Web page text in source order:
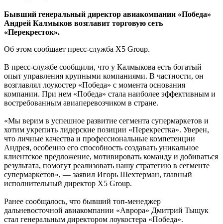
Бывший генеральный директор авиакомпании «Победа»
Андрей Калмыков возглавит торговую сеть
«Перекресток».
Об этом сообщает пресс-служба X5 Group.
В пресс-службе сообщили, что у Калмыкова есть богатый
опыт управления крупными компаниями. В частности, он
возглавлял лоукостер «Победа» с момента основания
компании. При нем «Победа» стала наиболее эффективным и
востребованным авиаперевозчиком в стране.
«Мы верим в успешное развитие сегмента супермаркетов и
хотим укрепить лидерские позиции «Перекрестка». Уверен,
что личные качества и профессиональные компетенции
Андрея, особенно его способность создавать уникальное
клиентское предложение, мотивировать команду и добиваться
результата, помогут реализовать нашу стратегию в сегменте
супермаркетов», — заявил Игорь Шехтерман, главный
исполнительный директор Х5 Group.
Ранее сообщалось, что бывший топ-менеджер
дальневосточной авиакомпании «Аврора» Дмитрий Тыщук
стал генеральным директором лоукостера «Победа».